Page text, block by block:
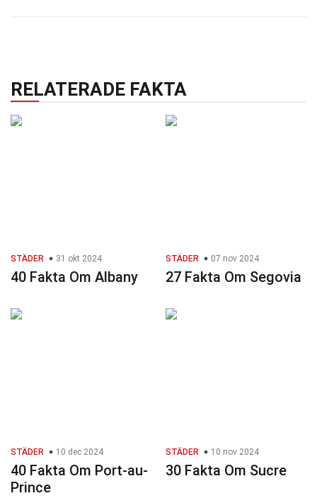
RELATERADE FAKTA
STÄDER 31 okt 2024
40 Fakta Om Albany
STÄDER 07 nov 2024
27 Fakta Om Segovia
STÄDER 10 dec 2024
40 Fakta Om Port-au-
Prince
STÄDER 10 nov 2024
30 Fakta Om Sucre